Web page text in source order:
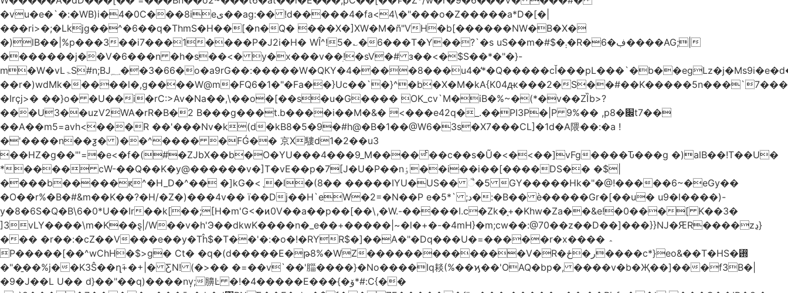
�vu�e�`�:�WB)i�4�0C���8ieى��ag:�� !d�����4�fa<4\�"���o�Z�����a*D�[�|
���ri>�;�Lkjg��^�6��q�ThmS�H��[�n�Q� ���X�]XW�M�ñ"VH�b[������NW�B�X�
�)lB��|%p���3��i7���1����P�J2i�H� WÎ^!5�؎�6���T�Y��?`�s uS��m�#$�܄�R�ڣ�6����AG;|
�������j��V�6���n �h�s��<� y�x���v��ׅ!�sV�# з��<�$S��*�"�}-
m�W�vLۃЅ#n;BJ؁��3�66�o�a9rG��:�����W�QКY�4����8���u4�̒*�Q�����cǏ���pL���`�b��egLz�j�Ms9i�e�d�����Ź͊�u,|l2.
��r�)wdMk�����l�,g����W@m�FQ6�1�"�Fa��}Uc��`�}^�b�X�M�kA{K04ԫ���2�S��#��K�����5n���`7���
�Irçj>� ��}o� �U��i�rC:>Av�Na��,\��o�[��s�u�G���� OK_cv`M�iB�%~�(*�v��ZȈb>?
���U3��uzV2WA�rR�B�2 B���g���t.b����i��M�&� <���e42q�_.��PI3P�|P 9%�� ,p8�׌t7��𥉉
��A��m5=avh<���R ��'���Nv�k(d�kB8�5�9�#h@�B�1��@W6�3s�X7���CL]�1d�A隈��:�a !
�'����n��ƺ� )��^���� �FǴ�� 京X䮫d1�2��u3
��HZ�g��"'=�e<�f�(#�ZJbX��b�O�YU���4���9_M����ͨ��c��s�Ũ�<�<��]vFg����Ԏ���g �)alB��!T��U�
*���� cW-��Q��K�y@������v�]T�vE��p�7[J�U�P��nٶ��i��i��[����DS�� �$|
����b�����ԟ^�H_D�^�� �]kG�<ˎ�l�(8�� �����IYU�US�� ૈ�5 GY�����Hk�"�@!�����6~�eGy��
�O��r%�B�#&m��K��?�H/�Z�)���4v�� ї��Dj��H`eW�2=�N��P e�5*` ;د�:�B�� è�����Gr�[��u� u9�l����)-
y�8�6S�Q�B\6�0*U��Ir��k[��;[H�m'G<�ͷ0V��a��p��[��\,�W.-�����I.c�Zk�֑+�Khw�Za��&e!�0���[ K��3�
]3vLY����\m�K��ȿ|/W��v�h'Э��dkwK����n�_e��+�����|~�l�+�-�4mH}�m;cw��:@70��z��D��]���}}Ǌ�ԘR����zڍ}
��� �r��:�cZ��V���e��y�Tĥ$�Τ��'�:�o�!�RYR$�]��A�"�Dq���U�=�����r�x���� ؞
P�����[��^wChH�$>g� Ct� �q�(d�����E�թ8%�WZ�������������V�R�ر�ځ����c*}eo&��T�HS�₝
�"�̱��%j��K3Ŝ��ղَ+�+|� ƸN! (�>�� �=��v`��'䐉����}�No����Iq䎦(%��ϗ��'OAQ�bp�, ����v�b�Җ��]���f3B�|
�9�J��L U�� d}��"��q)����nv̦;䑄Ŀ �!�4�����E���{�ۆ*#:C{��